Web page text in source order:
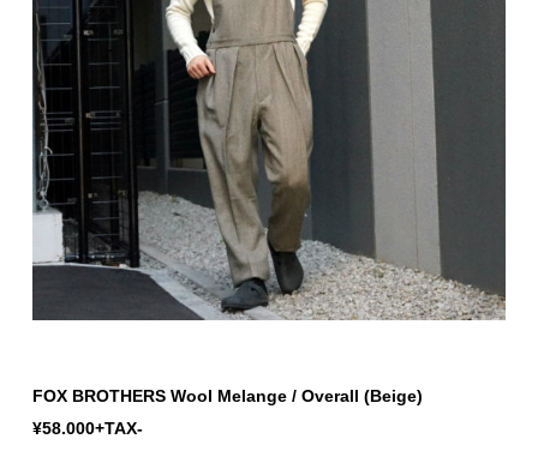
FOX BROTHERS Wool Melange / Overall (Beige)
¥58.000+TAX-